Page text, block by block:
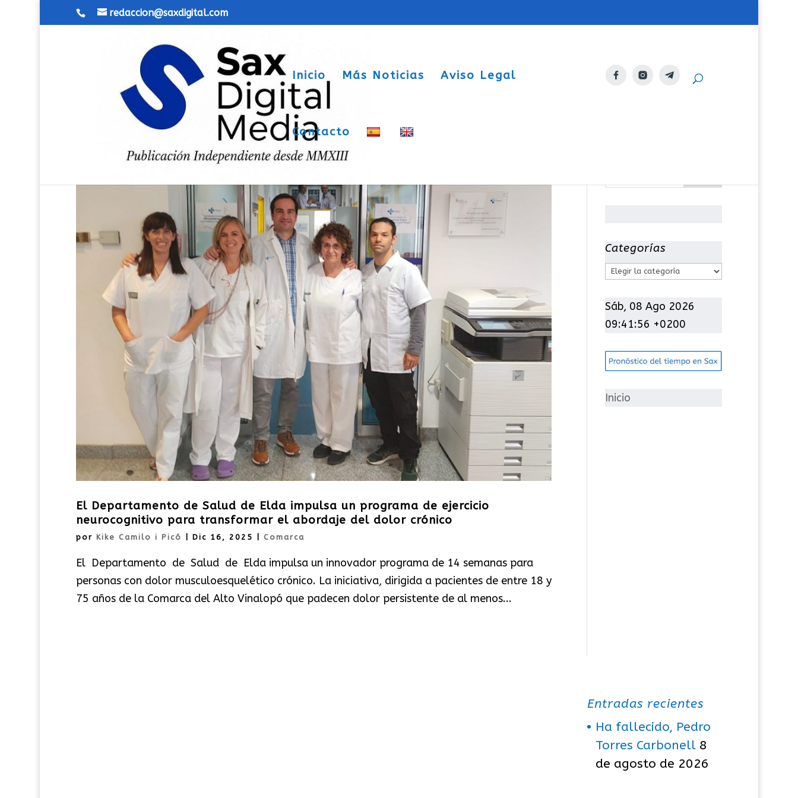
redaccion@saxdigital.com
Inicio Más Noticias Aviso Legal
Contacto
El Departamento de Salud de Elda impulsa un programa de ejercicio
neurocognitivo para transformar el abordaje del dolor crónico
por Kike Camilo i Picó Dic 16, 2025 Comarca
El Departamento de Salud de Elda impulsa un innovador programa de 14 semanas para
personas con dolor musculoesquelético crónico. La iniciativa, dirigida a pacientes de entre 18 y
75 años de la Comarca del Alto Vinalopó que padecen dolor persistente de al menos...
Categorías
C
t
e
o
í
Sáb, 08 Ago 2026
09:41:57 +0200
Inicio
Entradas recientes
Ha fallecido, Pedro
Torres Carbonell 8
de agosto de 2026